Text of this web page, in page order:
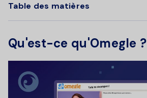
Table des matières
Qu'est-ce qu'Omegle ?